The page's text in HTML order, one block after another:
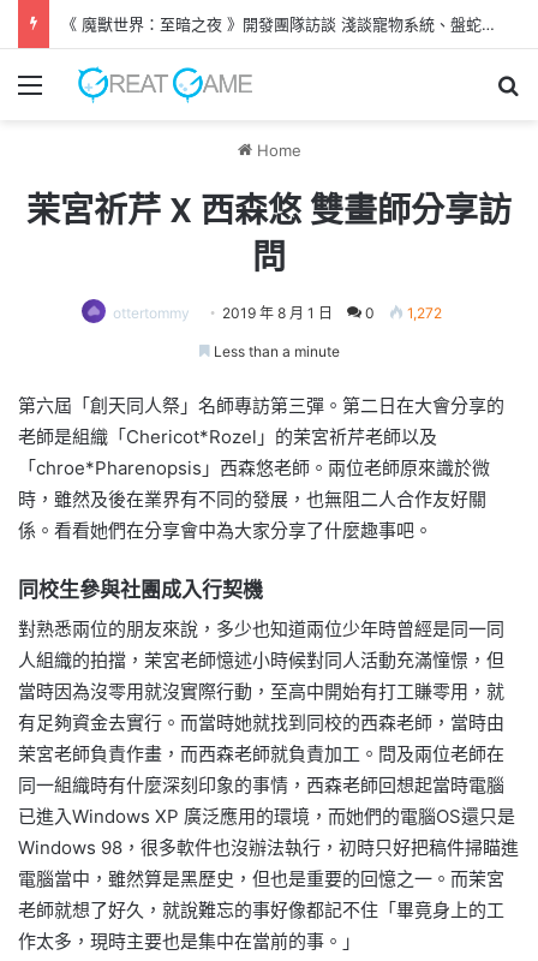
《 魔獸世界：至暗之夜 》開發團隊訪談 淺談寵物系統、盤蛇島新劇情
Menu
Home
茉宮祈芹 X 西森悠 雙畫師分享訪
問
ottertommy 2019 年 8 月 1 日 0 1,272
Less than a minute
第六屆「創天同人祭」名師專訪第三彈。第二日在大會分享的
老師是組織「Chericot*Rozel」的茉宮祈芹老師以及
「chroe*Pharenopsis」西森悠老師。兩位老師原來識於微
時，雖然及後在業界有不同的發展，也無阻二人合作友好關
係。看看她們在分享會中為大家分享了什麼趣事吧。
同校生參與社團成入行契機
對熟悉兩位的朋友來說，多少也知道兩位少年時曾經是同一同
人組織的拍擋，茉宮老師憶述小時候對同人活動充滿憧憬，但
當時因為沒零用就沒實際行動，至高中開始有打工賺零用，就
有足夠資金去實行。而當時她就找到同校的西森老師，當時由
茉宮老師負責作畫，而西森老師就負責加工。問及兩位老師在
同一組織時有什麼深刻印象的事情，西森老師回想起當時電腦
已進入Windows XP 廣泛應用的環境，而她們的電腦OS還只是
Windows 98，很多軟件也沒辦法執行，初時只好把稿件掃瞄進
電腦當中，雖然算是黑歷史，但也是重要的回憶之一。而茉宮
老師就想了好久，就說難忘的事好像都記不住「畢竟身上的工
作太多，現時主要也是集中在當前的事。」